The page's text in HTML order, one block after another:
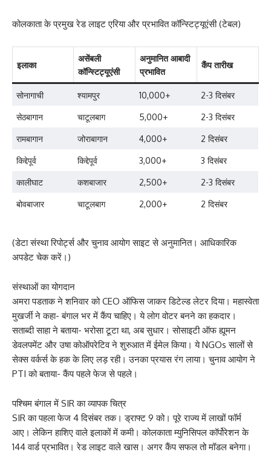
कोलकाता के प्रमुख रेड लाइट एरिया और प्रभावित कॉन्स्टिट्यूएंसी (टेबल)
इलाका
असेंबली
कॉन्स्टिट्यूएंसी
अनुमानित आबादी
प्रभावित
कैंप तारीख
सोनागाची श्यामपुर 10,000+
2-3 दिसंबर
सेठबागान
चाटूलबाग 5,000+
2-3 दिसंबर
रामबागान
जोराबागान 4,000+
2 दिसंबर
किद्देपूर्व
किद्देपूर्व 3,000+
3 दिसंबर
कालीघाट
कशबाजार 2,500+
2-3 दिसंबर
बोवबाजार
चाटूलबाग 2,000+ 2 दिसंबर
(डेटा संस्था रिपोर्ट्स और चुनाव आयोग साइट से अनुमानित। आधिकारिक
अपडेट चेक करें।)
संस्थाओं का योगदान
अमरा पडताक ने शनिवार को CEO ऑफिस जाकर डिटेल्ड लेटर दिया। महास्वेता
मुखर्जी ने कहा- बंगाल भर में कैंप चाहिए। ये लोग वोटर बनने का हकदार।
सताब्दी साहा ने बताया- भरोसा टूटा था, अब सुधार। सोसाइटी ऑफ ह्यूमन
डेवलपमेंट और उषा कोऑपरेटिव ने शुरुआत में ईमेल किया। ये NGOs सालों से
सेक्स वर्कर्स के हक के लिए लड़ रही। उनका प्रयास रंग लाया। चुनाव आयोग ने
PTI को बताया- कैंप पहले फेज से पहले।
पश्चिम बंगाल में SIR का व्यापक चित्र
SIR का पहला फेज 4 दिसंबर तक। ड्राफ्ट 9 को। पूरे राज्य में लाखों फॉर्म
आए। लेकिन हाशिए वाले इलाकों में कमी। कोलकाता म्युनिसिपल कॉर्पोरेशन के
144 वार्ड प्रभावित। रेड लाइट वाले खास। अगर कैंप सफल तो मॉडल बनेगा।